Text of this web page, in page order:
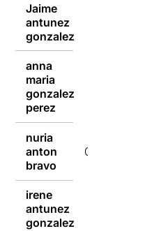
Jaime
antunez
gonzalez
anna
maria
gonzalez
perez
nuria
anton
bravo
05/04/2022
irene
antunez
gonzalez